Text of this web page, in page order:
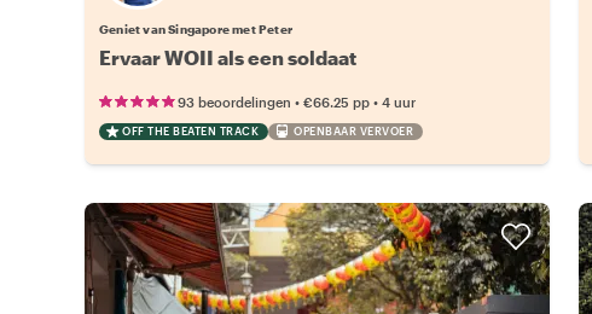
Geniet van Singapore met Peter
Ervaar WOII als een soldaat
93 beoordelingen • €66.25 pp • 4 uur
OFF THE BEATEN TRACK OPENBAAR VERVOER